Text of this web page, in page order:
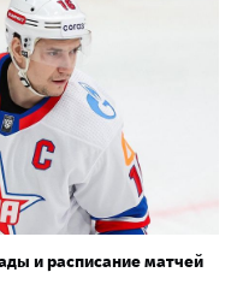
и расписание матчей